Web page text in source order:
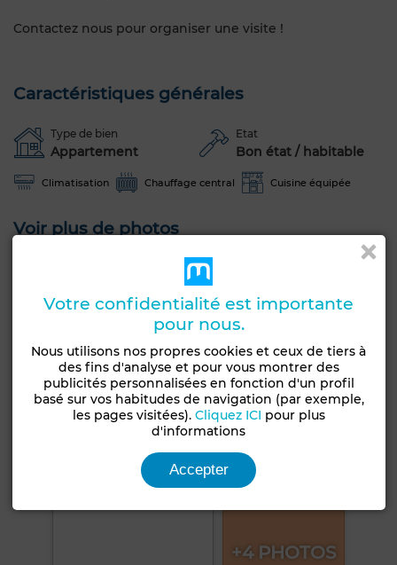
Contactez nous pour organiser une visite !
Caractéristiques générales
Type de bien
Appartement
Etat
Bon état / habitable
Climatisation Chauffage central Cuisine équipée
Voir plus de photos
+4 PHOTOS
Votre confidentialité est importante
pour nous.
Nous utilisons nos propres cookies et ceux de tiers à
des fins d'analyse et pour vous montrer des
publicités personnalisées en fonction d'un profil
basé sur vos habitudes de navigation (par exemple,
les pages visitées). Cliquez ICI pour plus
d'informations
Accepter